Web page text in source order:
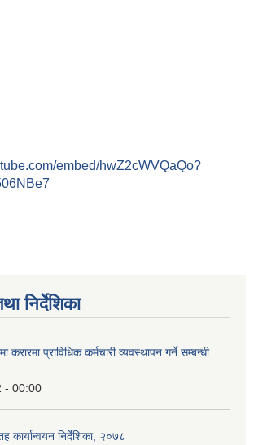
embed/hwZ2cWVQaQo?
निर्देशिका
करारमा प्राविधिक कर्मचारी व्यवस्थापन गर्ने सम्बन्धी
- 00:00
कार्यान्वयन निर्देशिका, २०७८